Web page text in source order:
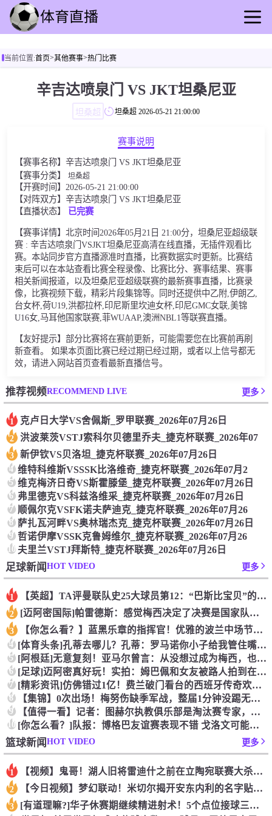
足球直播
篮球直播
足球录播
其他赛事
当前位置:首页>其他赛事>热门比赛
辛吉达喷泉门 VS JKT坦桑尼亚
坦桑超 坦桑超 2026-05-21 21:00:00
赛事说明
【赛事名称】辛吉达喷泉门 VS JKT坦桑尼亚
【赛事分类】 坦桑超
【开赛时间】2026-05-21 21:00:00
【对阵双方】辛吉达喷泉门 VS JKT坦桑尼亚
【直播状态】
已完赛
【赛事详情】北京时间2026年05月21日 21:00分，坦桑尼亚超级联
赛 : 辛吉达喷泉门VSJKT坦桑尼亚高清在线直播，无插件观看比
赛。本站同步官方直播源准时直播，比赛数据实时更新。比赛结
束后可以在本站查看比赛全程录像、比赛比分、赛事结果、赛事
相关新闻报道，以及坦桑尼亚超级联赛的最新赛事直播，比赛录
像，比赛视频下载，精彩片段集锦等。同时还提供中乙附,伊朗乙,
台女杯,荷U19,洪都拉杯,印尼斯里坎迪女杯,印尼GMC女联,美锦
U16女,马耳他国家联赛,菲WUAAP,澳洲NBL1等联赛直播。
【友好提示】部分比赛将在赛前更新，可能需要您在比赛前再刷
新查看。 如果本页面比赛已经过期已经过期，或者以上信号都无
效，请进入网站首页查看最新直播信号。
推荐视频RECOMMEND LIVE 更多
1 克卢日大学VS舍佩斯_罗甲联赛_2026年07月26日
2 洪波莱茨VSTJ索科尔贝德里乔夫_捷克杯联赛_2026年07
3 新伊钦VS贝洛坦_捷克杯联赛_2026年07月26日
4 维特科维斯VSSSK比洛维奇_捷克杯联赛_2026年07月2
5 维克梅济日奇VS斯霍滕堡_捷克杯联赛_2026年07月26日
6 弗里德克VS科兹洛维采_捷克杯联赛_2026年07月26日
7 顺佩尔克VSFK诺夫萨迪克_捷克杯联赛_2026年07月26
8 萨扎瓦河畔VS奥林瑞杰克_捷克杯联赛_2026年07月26日
9 哲诺伊摩VSSK克鲁姆维尔_捷克杯联赛_2026年07月26
10 夫里兰VSTJ拜斯特_捷克杯联赛_2026年07月26日
足球新闻HOT VIDEO 更多
1 【英超】TA评曼联队史25大球员第12：“巴斯比宝贝”的绝佳
2 [迈阿密国际]帕雷德斯：感觉梅西决定了决赛是国家队最后一战，
3 【你怎么看？】蓝黑乐章的指挥官！优雅的波兰中场节拍器！
4 [体育头条]孔蒂去哪儿？孔蒂：罗马诺你小子给我管住嘴哈！
5 [阿根廷]无意复刻！亚马尔曾言：从没想过成为梅西，也不会穿他
6 [足球]迈阿密真好玩！实拍：姆巴佩和女友被路人拍到在夜店狂欢
7 [精彩资讯]仿佛错过1亿！费兰破门看台的西班牙传奇欢呼，拉莫
8 【集锦】0次出场！梅努伤缺季军战，整届1分钟没踢无缘世界杯首
9 【值得一看】记者：图赫尔执教俱乐部是淘汰赛专家，但在真正压力
10 [你怎么看？]队报：博格巴友谊赛表现不错 戈洛文可能加盟沙特
篮球新闻HOT VIDEO 更多
1 【视频】鬼哥！湖人旧将雷迪什之前在立陶宛联赛大杀四方
2 【今日视频】梦幻联动！米切尔揭开安东内利的名字贴纸！
3 [有道理嘛?]华子休赛期继续精进射术！5个点位接球三分全部命